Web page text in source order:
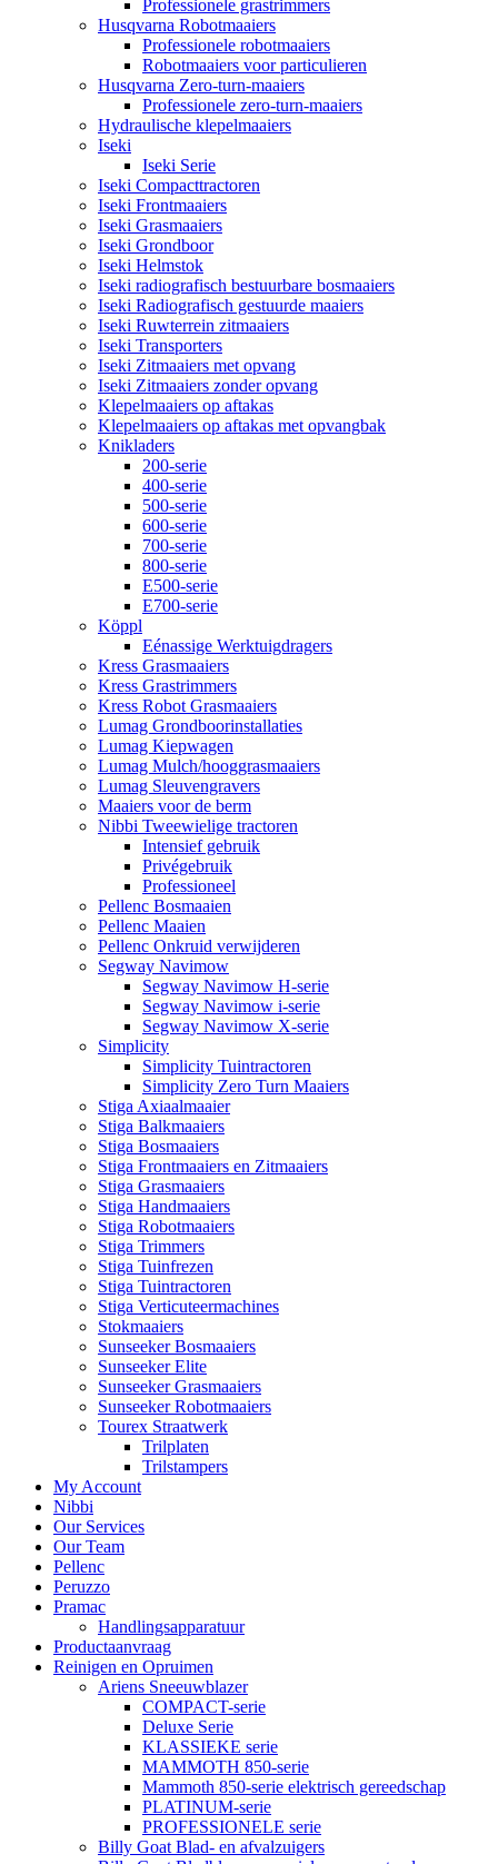
Professionele grastrimmers
Husqvarna Robotmaaiers
Professionele robotmaaiers
Robotmaaiers voor particulieren
Husqvarna Zero-turn-maaiers
Professionele zero-turn-maaiers
Hydraulische klepelmaaiers
Iseki
Iseki Serie
Iseki Compacttractoren
Iseki Frontmaaiers
Iseki Grasmaaiers
Iseki Grondboor
Iseki Helmstok
Iseki radiografisch bestuurbare bosmaaiers
Iseki Radiografisch gestuurde maaiers
Iseki Ruwterrein zitmaaiers
Iseki Transporters
Iseki Zitmaaiers met opvang
Iseki Zitmaaiers zonder opvang
Klepelmaaiers op aftakas
Klepelmaaiers op aftakas met opvangbak
Knikladers
200-serie
400-serie
500-serie
600-serie
700-serie
800-serie
E500-serie
E700-serie
Köppl
Eénassige Werktuigdragers
Kress Grasmaaiers
Kress Grastrimmers
Kress Robot Grasmaaiers
Lumag Grondboorinstallaties
Lumag Kiepwagen
Lumag Mulch/hooggrasmaaiers
Lumag Sleuvengravers
Maaiers voor de berm
Nibbi Tweewielige tractoren
Intensief gebruik
Privégebruik
Professioneel
Pellenc Bosmaaien
Pellenc Maaien
Pellenc Onkruid verwijderen
Segway Navimow
Segway Navimow H-serie
Segway Navimow i-serie
Segway Navimow X-serie
Simplicity
Simplicity Tuintractoren
Simplicity Zero Turn Maaiers
Stiga Axiaalmaaier
Stiga Balkmaaiers
Stiga Bosmaaiers
Stiga Frontmaaiers en Zitmaaiers
Stiga Grasmaaiers
Stiga Handmaaiers
Stiga Robotmaaiers
Stiga Trimmers
Stiga Tuinfrezen
Stiga Tuintractoren
Stiga Verticuteermachines
Stokmaaiers
Sunseeker Bosmaaiers
Sunseeker Elite
Sunseeker Grasmaaiers
Sunseeker Robotmaaiers
Tourex Straatwerk
Trilplaten
Trilstampers
My Account
Nibbi
Our Services
Our Team
Pellenc
Peruzzo
Pramac
Handlingsapparatuur
Productaanvraag
Reinigen en Opruimen
Ariens Sneeuwblazer
COMPACT-serie
Deluxe Serie
KLASSIEKE serie
MAMMOTH 850-serie
Mammoth 850-serie elektrisch gereedschap
PLATINUM-serie
PROFESSIONELE serie
Billy Goat Blad- en afvalzuigers